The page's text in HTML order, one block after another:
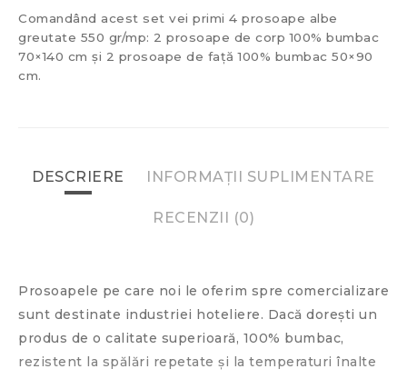
Comandând acest set vei primi 4 prosoape albe
greutate 550 gr/mp: 2 prosoape de corp 100% bumbac
70×140 cm și 2 prosoape de față 100% bumbac 50×90
cm.
DESCRIERE INFORMAȚII SUPLIMENTARE
RECENZII (0)
Prosoapele pe care noi le oferim spre comercializare
sunt destinate industriei hoteliere. Dacă dorești un
produs de o calitate superioară, 100% bumbac,
rezistent la spălări repetate și la temperaturi înalte